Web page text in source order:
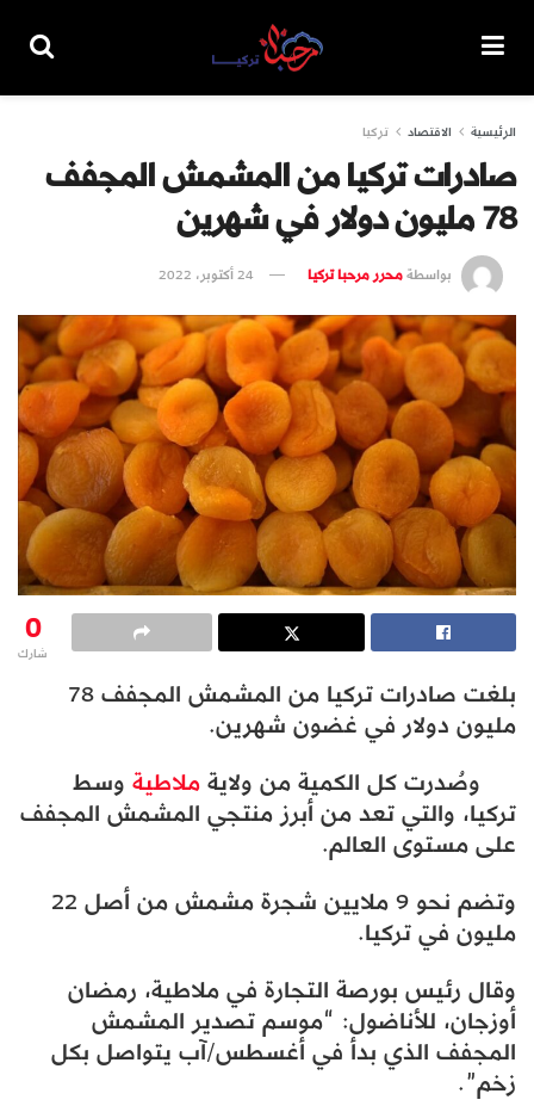
الرئيسية الاقتصاد تركيا
صادرات تركيا من المشمش المجفف
78 مليون دولار في شهرين
بواسطةمحرر مرحبا تركيا 24 أكتوبر، 2022
0
شارك
بلغت صادرات تركيا من المشمش المجفف 78
مليون دولار في غضون شهرين.
وصُدرت كل الكمية من ولايةملاطيةوسط
تركيا، والتي تعد من أبرز منتجي المشمش المجفف
على مستوى العالم.
وتضم نحو 9 ملايين شجرة مشمش من أصل 22
مليون في تركيا.
وقال رئيس بورصة التجارة في ملاطية، رمضان
أوزجان، للأناضول: “موسم تصدير المشمش
المجفف الذي بدأ في أغسطس/آب يتواصل بكل
زخم”.